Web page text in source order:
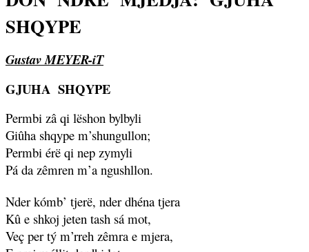
SHQYPE
Gustav MEYER-iT
GJUHA SHQYPE
Permbi zâ qi lëshon bylbyli
Giûha shqype m’shungullon;
Permbi érë qi nep zymyli
Pá da zêmren m’a ngushllon.
Nder kómb’ tjerë, nder dhéna tjera
Kû e shkoj jeten tash sá mot,
Veç per tý m’rreh zêmra e mjera,